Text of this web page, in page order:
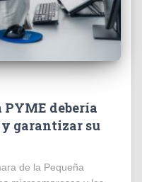
PYME debería
garantizar su
de la Pequeña